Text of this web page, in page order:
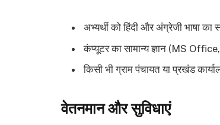
अभ्यर्थी को हिंदी और अंग्रेजी भाषा का
कंप्यूटर का सामान्य ज्ञान (MS
किसी भी ग्राम पंचायत या प्रखंड
वेतनमान और सुविधाएं